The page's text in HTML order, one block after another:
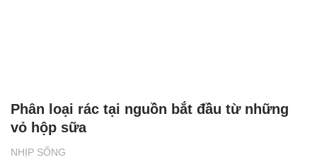
NHỊP SỐNG
Phân loại rác tại nguồn bắt đầu từ những
vỏ hộp sữa